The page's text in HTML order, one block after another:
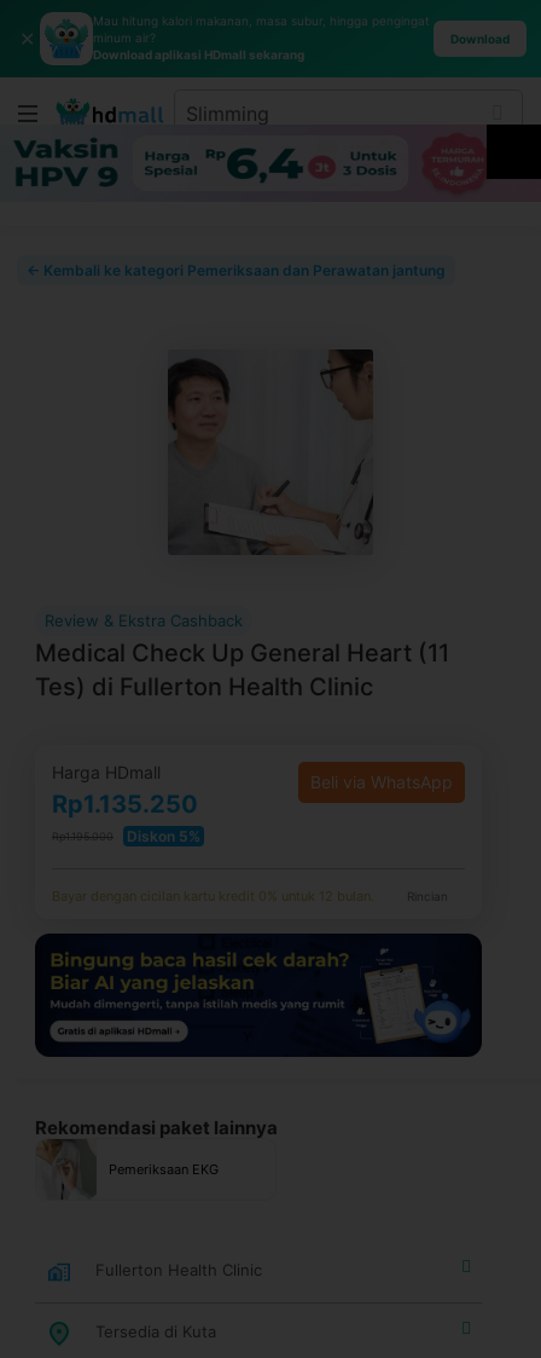
✕
Mau hitung kalori makanan, masa subur, hingga pengingat
minum air?
Download aplikasi HDmall sekarang
Download
← Kembali ke kategori Pemeriksaan dan Perawatan jantung
Review & Ekstra Cashback
Medical Check Up General Heart (11
Tes) di Fullerton Health Clinic
Harga HDmall
Rp1.135.250
Rp1.195.000 Diskon 5%
Beli via WhatsApp
Bayar dengan cicilan kartu kredit 0% untuk 12 bulan. Rincian
Rekomendasi paket lainnya
Pemeriksaan EKG
Fullerton Health Clinic
Tersedia di Kuta